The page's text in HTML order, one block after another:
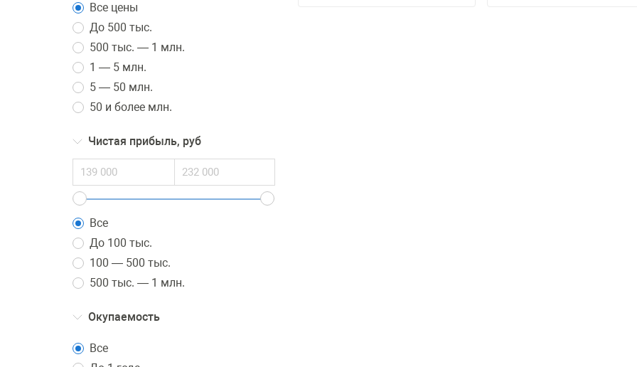
Все цены
До 500 тыс.
500 тыс. — 1 млн.
1 — 5 млн.
5 — 50 млн.
50 и более млн.
Чистая прибыль, руб
Все
До 100 тыс.
100 — 500 тыс.
500 тыс. — 1 млн.
Окупаемость
Все